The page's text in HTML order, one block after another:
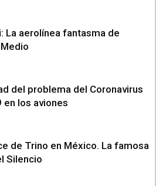
La aerolínea fantasma de
del problema del Coronavirus
en los aviones
de Trino en México. La famosa
Silencio